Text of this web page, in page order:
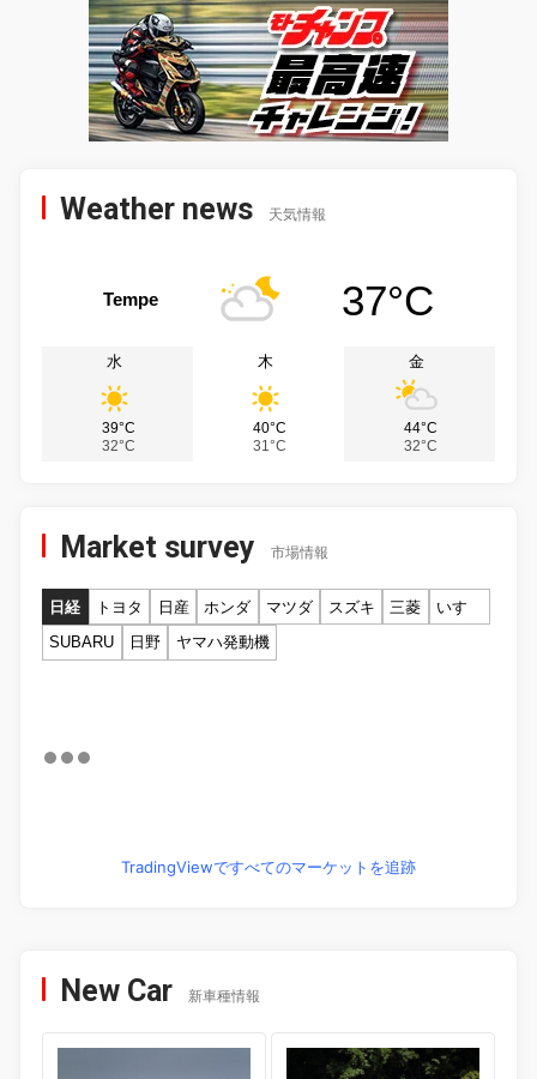
Weather news 天気情報
Tempe 37°C
水
39°C
32°C
木
40°C
31°C
金
44°C
32°C
Market survey 市場情報
日経 トヨタ 日産 ホンダ マツダ スズキ 三菱
いすゞ
SUBARU
日野 ヤマハ発動機
TradingViewですべてのマーケットを追跡
New Car 新車種情報